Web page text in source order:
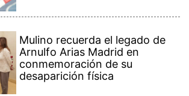
Mulino recuerda el legado de
Arnulfo Arias Madrid en
conmemoración de su
desaparición física